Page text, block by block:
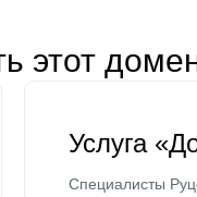
этот
Услуга
Специалисты